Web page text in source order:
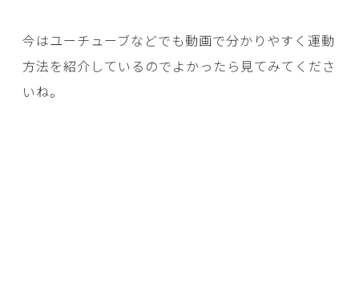
今はユーチューブなどでも動画で分かりやすく運動
方法を紹介しているのでよかったら見てみてくださ
いね。